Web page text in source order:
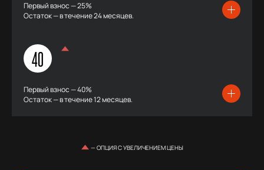
Первый взнос — 25%
Остаток — в течение 24 месяцев.
40
Первый взнос — 40%
Остаток — в течение 12 месяцев.
— ОПЦИЯ С УВЕЛИЧЕНИЕМ ЦЕНЫ